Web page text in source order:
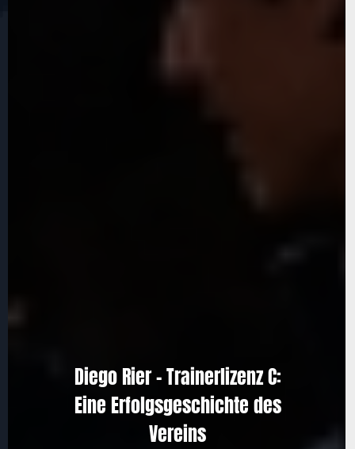
Diego Rier – Trainerlizenz C:
Eine Erfolgsgeschichte des
Vereins